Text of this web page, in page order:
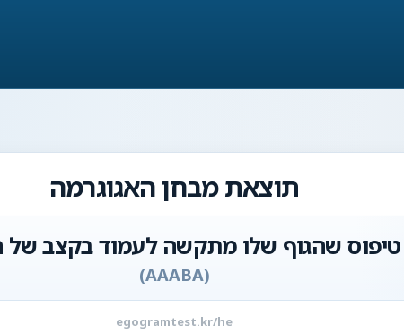
תוצאת מבחן האגוגרמה
טיפוס שהגוף שלו מתקשה לעמוד בקצב
(
AAABA
)
egogramtest.kr/he